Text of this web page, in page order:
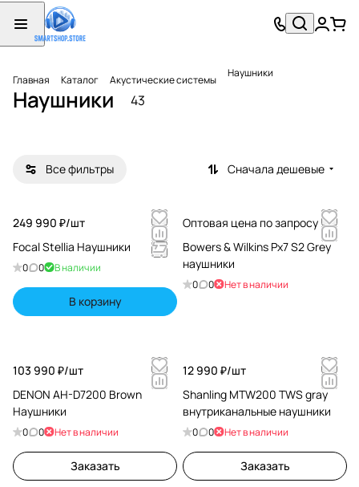
Главная Каталог Акустические системы Наушники
Наушники 43
Подс
тавка
для
в
22
товара
Все фильтры Сначала дешевые
249 990 ₽/шт
Focal Stellia Наушники
0 0 В наличии
В корзину
Оптовая цена по запросу
Bowers & Wilkins Px7 S2 Grey
наушники
0 0 Нет в наличии
103 990 ₽/шт
DENON AH-D7200 Brown
Наушники
0 0 Нет в наличии
Заказать
12 990 ₽/шт
Shanling MTW200 TWS gray
внутриканальные наушники
0 0 Нет в наличии
Заказать